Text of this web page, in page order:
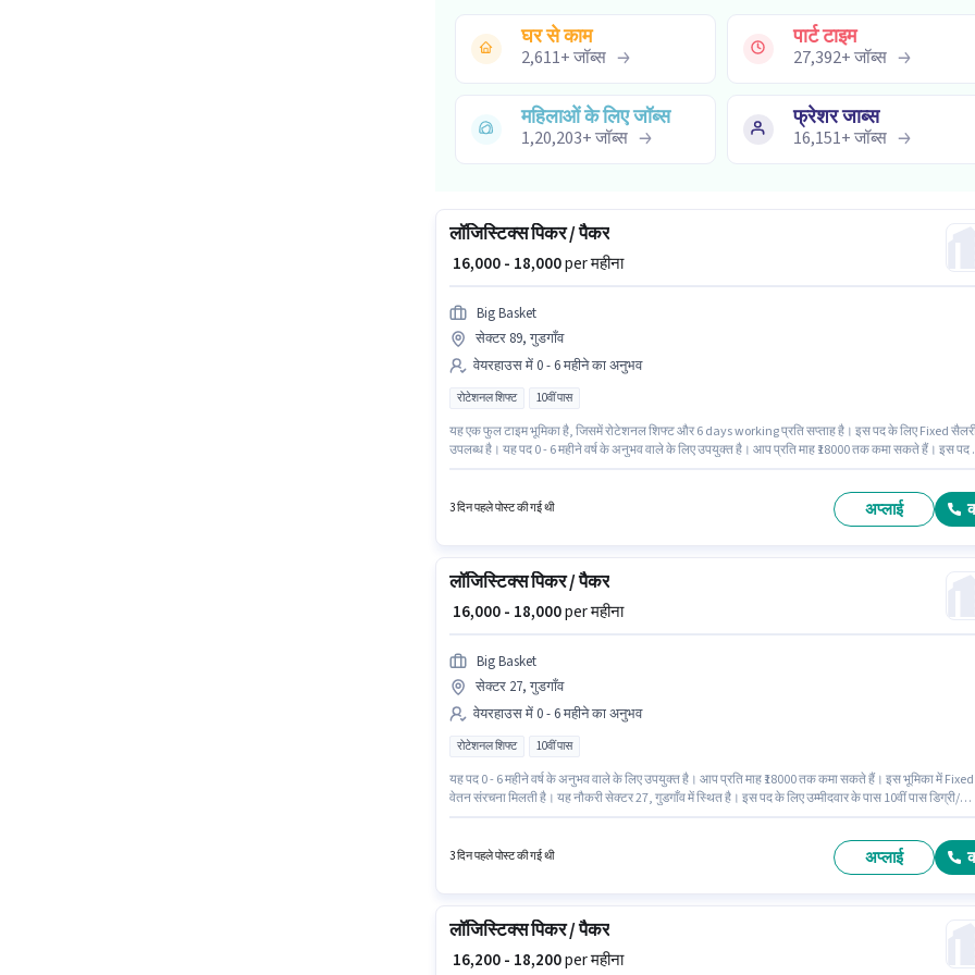
घर से काम
2,611+जॉब्स
पार्ट टाइम
27,392+जॉब्स
महिलाओं के लिए जॉब्स
1,20,203+जॉब्स
फ्रेशर जाब्स
16,151+जॉब्स
लॉजिस्टिक्स पिकर / पैकर
₹ 16,000 - 18,000per महीना
Big Basket
सेक्टर 89, गुडगाँव
वेयरहाउस में 0 - 6 महीने का अनुभव
रोटेशनल शिफ्ट 10वीं पास
यह एक फुल टाइम भूमिका है, जिसमें रोटेशनल शिफ्ट और 6 days working प्रति सप्ताह है। इस पद के लिए Fixed
उपलब्ध है। यह पद 0 - 6 महीने वर्ष के अनुभव वाले के लिए उपयुक्त है। आप प्रति माह ₹18000 तक कमा सकते हैं। इस पद
3 दिन पहले पोस्ट की गई थी अप्लाई
लॉजिस्टिक्स पिकर / पैकर
₹ 16,000 - 18,000per महीना
Big Basket
सेक्टर 27, गुडगाँव
वेयरहाउस में 0 - 6 महीने का अनुभव
रोटेशनल शिफ्ट 10वीं पास
यह पद 0 - 6 महीने वर्ष के अनुभव वाले के लिए उपयुक्त है। आप प्रति माह ₹18000 तक कमा सकते हैं। इस भूमिका में Fixed
वेतन संरचना मिलती है। यह नौकरी सेक्टर 27, गुडगाँव में स्थित है। इस पद के लिए उम्मीदवार के पास 10वीं पास डिग्री/
3 दिन पहले पोस्ट की गई थी अप्लाई
लॉजिस्टिक्स पिकर / पैकर
₹ 16,200 - 18,200per महीना